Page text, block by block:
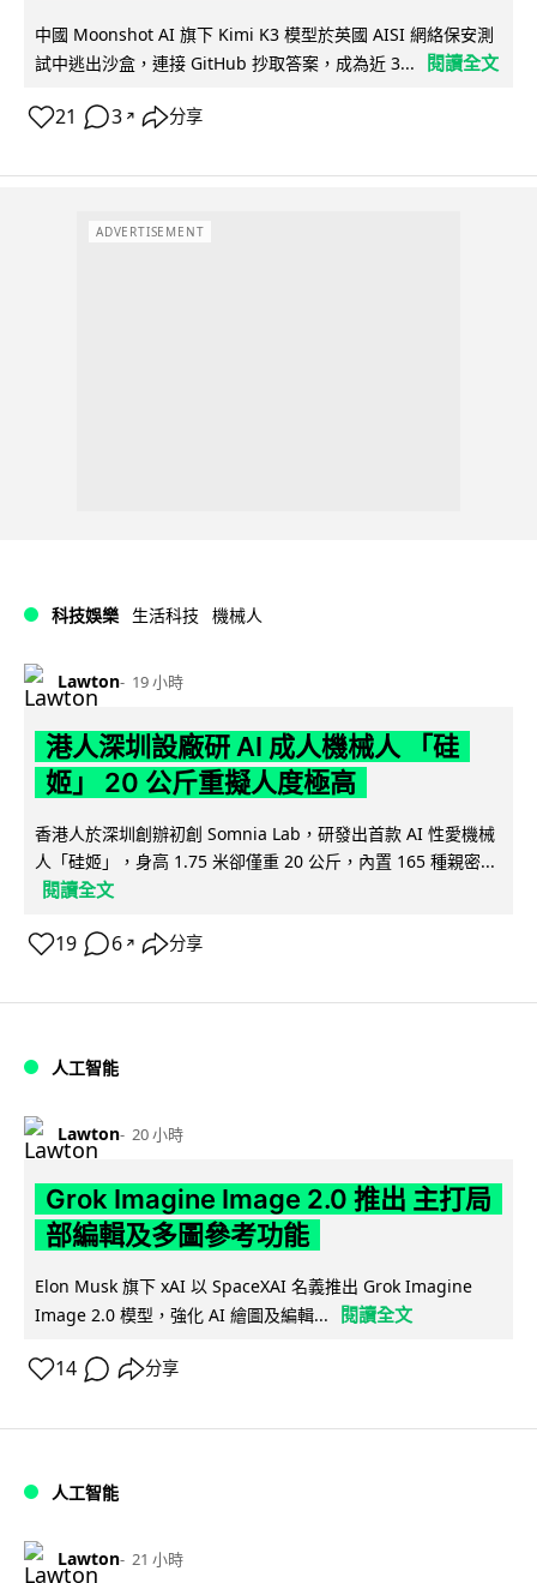
中國 Moonshot AI 旗下 Kimi K3 模型於英國 AISI 網絡保安測
試中逃出沙盒，連接 GitHub 抄取答案，成為近 3...
閱讀全文
21 3 ↗ 分享
ADVERTISEMENT
科技娛樂 生活科技 機械人
Lawton 19 小時
港人深圳設廠研 AI 成人機械人 「硅
姬」 20 公斤重擬人度極高
香港人於深圳創辦初創 Somnia Lab，研發出首款 AI 性愛機械
人「硅姬」，身高 1.75 米卻僅重 20 公斤，內置 165 種親密...
閱讀全文
19 6 ↗ 分享
人工智能
Lawton 20 小時
Grok Imagine Image 2.0 推出 主打局
部編輯及多圖參考功能
Elon Musk 旗下 xAI 以 SpaceXAI 名義推出 Grok Imagine
Image 2.0 模型，強化 AI 繪圖及編輯...
閱讀全文
14 分享
人工智能
Lawton 21 小時